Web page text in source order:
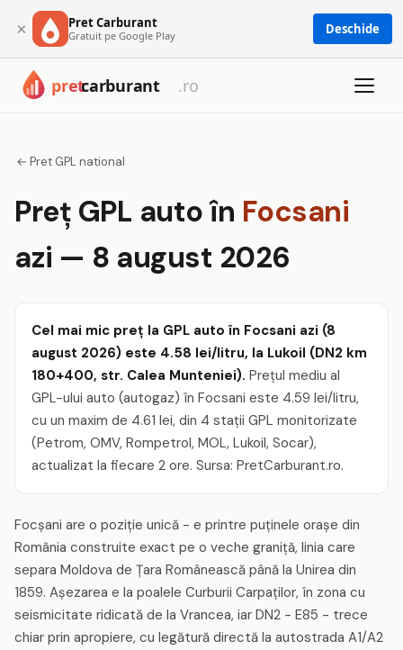
× Pret Carburant
Gratuit pe Google Play Deschide
← Pret GPL national
Preț GPL auto în Focsani
azi — 8 august 2026
Cel mai mic preț la GPL auto în Focsani azi (8
august 2026) este 4.58 lei/litru, la Lukoil (DN2 km
180+400, str. Calea Munteniei). Prețul mediu al
GPL-ului auto (autogaz) în Focsani este 4.59 lei/litru,
cu un maxim de 4.61 lei, din 4 stații GPL monitorizate
(Petrom, OMV, Rompetrol, MOL, Lukoil, Socar),
actualizat la fiecare 2 ore. Sursa: PretCarburant.ro.
Focșani are o poziție unică - e printre puținele orașe din
România construite exact pe o veche graniță, linia care
separa Moldova de Țara Românească până la Unirea din
1859. Așezarea e la poalele Curburii Carpaților, în zona cu
seismicitate ridicată de la Vrancea, iar DN2 - E85 - trece
chiar prin apropiere, cu legătură directă la autostrada A1/A2